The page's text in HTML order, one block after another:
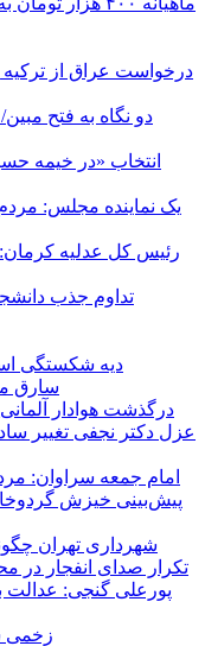
درخواست عراق از ترکیه
دو نگاه به فتح
انتخاب «در خیمه
یک نماینده مجلس:
رئیس کل عدلیه کرمان:
تداوم جذب
دیه شکستگی استخوان
۲ سارق
درگذشت هوادار آلمانی
عزل دکتر نجفی تغییر
امام جمعه سراوان:
پیش‌بینی خیزش
شهرداری تهران
تکرار صدای انفجار در
پورعلی گنجی: عدالت
زخمی شدن ۳ نظامی